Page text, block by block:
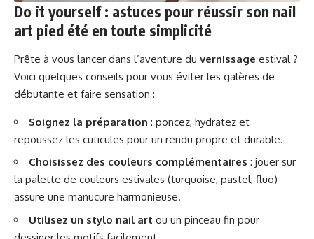
Do it yourself : astuces pour réussir son nail
art pied été en toute simplicité
Prête à vous lancer dans l’aventure du vernissage estival ?
Voici quelques conseils pour vous éviter les galères de
débutante et faire sensation :
Soignez la préparation : poncez, hydratez et
repoussez les cuticules pour un rendu propre et durable.
Choisissez des couleurs complémentaires : jouer sur
la palette de couleurs estivales (turquoise, pastel, fluo)
assure une manucure harmonieuse.
Utilisez un stylo nail art ou un pinceau fin pour